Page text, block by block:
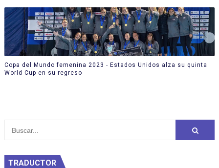
Copa del Mundo femenina 2023 - Estados Unidos alza su quinta
World Cup en su regreso
TRADUCTOR